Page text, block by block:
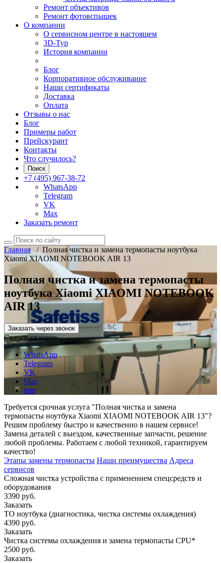
Ремонт объективов
Ремонт фотовспышек
О компании
О сервисном центре в настоящем
3D-Тур
История компании
Блог
Корпоративное обслуживание
Наши сертификаты
Доставка
Оплата
Отзывы о нас
Блог
Примеры работ
Прейскурант
Контакты
Что случилось?
Поиск
+7 (495) 967-38-72
WhatsApp
Telegram
VK
Max
Заказать ремонт
Главная/ Полная чистка и замена термопасты ноутбука
Xiaomi XIAOMI NOTEBOOK AIR 13
Полная чистка и замена термопасты
ноутбука Xiaomi XIAOMI NOTEBOOK
AIR 13
Заказать через звонок
Связаться через
WhatsApp
Telegram
VK
Max
imo
Требуется срочная услуга "Полная чистка и замена
термопасты ноутбука Xiaomi XIAOMI NOTEBOOK AIR 13"?
Решим проблему быстро и качественно в нашем сервисе!
Замена деталей с выездом, качественные запчасти, решение
любой проблемы. Работаем с любой техникой, гарантируем
качество!
Этапы замены термопасты Наши преимущества Адреса
сервисов
Сложная чистка устройства с применением спецсредств и
оборудования
3390 руб.
Заказать
ТО ноутбука (диагностика, чистка системы охлаждения)
4390 руб.
Заказать
Чистка системы охлаждения и замена термопасты CPU*
2500 руб.
Заказать